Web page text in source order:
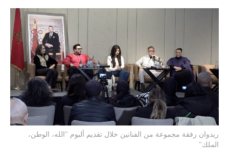
ريدوان رفقة مجموعة من الفنانين خلال تقديم ألبوم "الله، الوطن،
الملك"